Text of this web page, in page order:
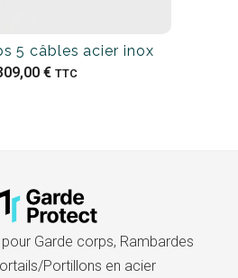
5 câbles acier inox
€ TTC
Garde corps, Rambardes
Portillons en acier​